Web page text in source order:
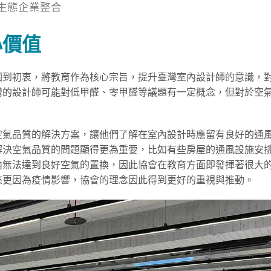
態企業整合
值
初衷，將教育作為核心宗旨，提升臺灣室內設計師的意識，
設計師可能對低甲醛、零甲醛等議題有一定概念，但對於空
品質的解決方案，讓他們了解在室內設計時應留有良好的通
空氣品質的問題顯得更為重要，比如有些房屋的通風設施安
法達到良好空氣的置換，因此協會在教育方面即發揮著很大
因為疫情影響，協會的理念因此得到更好的重視與推動。